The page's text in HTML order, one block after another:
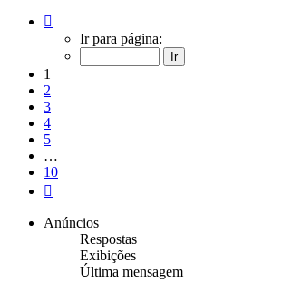
Ir para página:
1
2
3
4
5
…
10
Anúncios
Respostas
Exibições
Última mensagem